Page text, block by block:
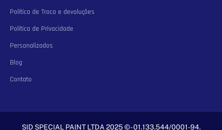
Política de Troca e devoluções
Política de Privacidade
Personalizados
Blog
Contato
SID SPECIAL PAINT LTDA 2025 © - 01.133.544/0001-94.